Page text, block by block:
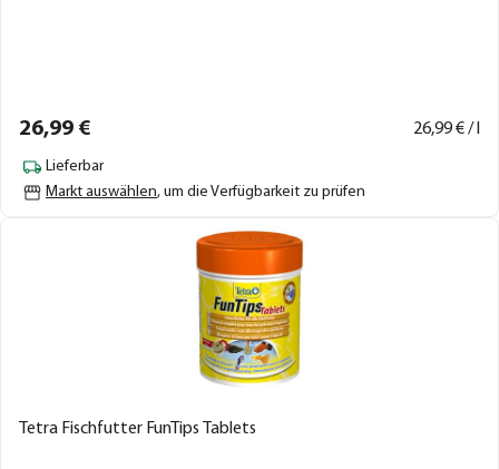
26,99 € 26,99€ / l
Lieferbar
Markt auswählen, um die Verfügbarkeit zu prüfen
Tetra Fischfutter FunTips Tablets